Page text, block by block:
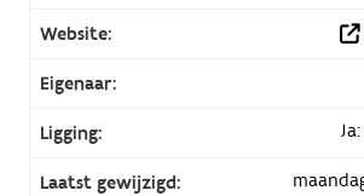
Website:
Eigenaar:
Ligging:
Laatst gewijzigd: